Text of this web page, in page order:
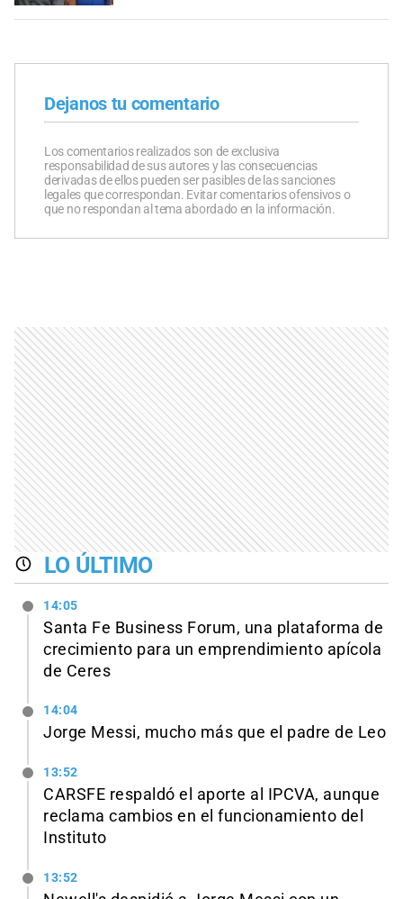
Dejanos tu comentario
Los comentarios realizados son de exclusiva
responsabilidad de sus autores y las consecuencias
derivadas de ellos pueden ser pasibles de las sanciones
legales que correspondan. Evitar comentarios ofensivos o
que no respondan al tema abordado en la información.
LO ÚLTIMO
14:05
Santa Fe Business Forum, una plataforma de
crecimiento para un emprendimiento apícola
de Ceres
14:04
Jorge Messi, mucho más que el padre de Leo
13:52
CARSFE respaldó el aporte al IPCVA, aunque
reclama cambios en el funcionamiento del
Instituto
13:52